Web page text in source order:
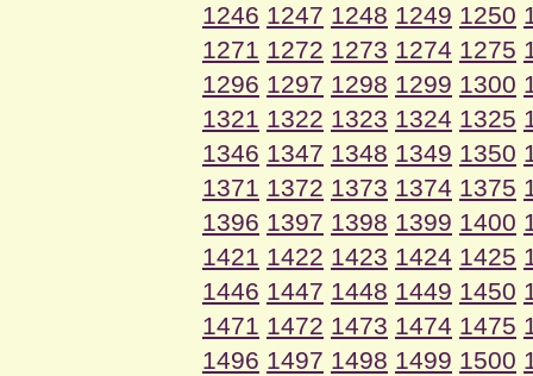
1246 1247 1248 1249 1250
1271 1272 1273 1274 1275
1296 1297 1298 1299 1300
1321 1322 1323 1324 1325
1346 1347 1348 1349 1350
1371 1372 1373 1374 1375
1396 1397 1398 1399 1400
1421 1422 1423 1424 1425
1446 1447 1448 1449 1450
1471 1472 1473 1474 1475
1496 1497 1498 1499 1500